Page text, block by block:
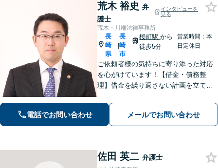
荒木 裕史 弁
護士
インタビューを
見る
荒木・川端法律事務所
長
崎
県
|
長
崎
市
桜町駅から
徒歩5分
営業時間：本
日定休日
ご依頼者様の気持ちに寄り添った対応
を心がけています！【借金・債務整
理】借金を繰り返さない計画を立てる
適正な損害賠償を得られるように交渉
します！相続／離婚／労働も対応可
電話でお問い合わせ メールでお問い合わせ
佐田 英二 弁護士